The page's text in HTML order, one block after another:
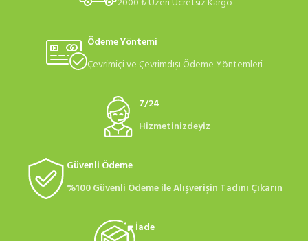
Ödeme Yöntemi
Çevrimiçi ve Çevrimdışı Ödeme Yöntemleri
7/24
Hizmetinizdeyiz
Güvenli Ödeme
%100 Güvenli Ödeme ile Alışverişin Tadını Çıkarın
İade